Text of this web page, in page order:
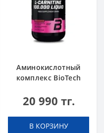
Аминокислотный
комплекс BioTech
100.000 Cherry 500
20 990 тг.
В КОРЗИНУ